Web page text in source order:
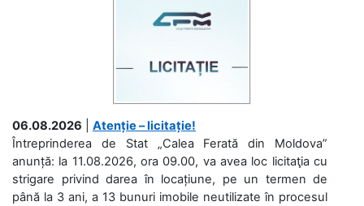
06.08.2026
Atenție – licitație!
Întreprinderea de Stat „Calea Ferată din Moldova”
anunță: la 11.08.2026, ora 09.00, va avea loc licitaţia cu
strigare privind darea în locațiune, pe un termen de
până la 3 ani, a 13 bunuri imobile neutilizate în procesul